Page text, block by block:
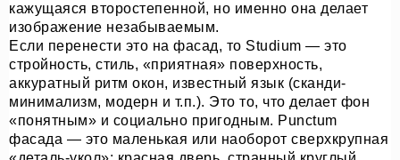
кажущаяся второстепенной, но именно она делает
изображение незабываемым.
Если перенести это на фасад, то Studium — это
стройность, стиль, «приятная» поверхность,
аккуратный ритм окон, известный язык (сканди-
минимализм, модерн и т.п.). Это то, что делает фон
«понятным» и социально пригодным. Punctum
фасада — это маленькая или наоборот сверхкрупная